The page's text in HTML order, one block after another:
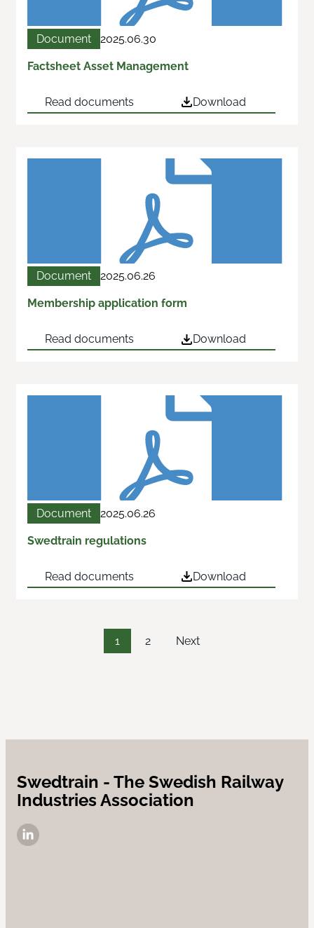
Document 2025.06.30
Factsheet Asset Management
Read documents Download
Document 2025.06.26
Membership application form
Read documents Download
Document 2025.06.26
Swedtrain regulations
Read documents Download
Posts
1 2 Next
Swedtrain - The Swedish Railway
Industries Association